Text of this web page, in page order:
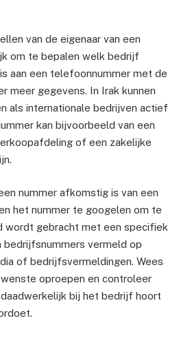
van de eigenaar van een
om te bepalen welk bedrijf
aan een telefoonnummer met de
meer gegevens. In Irak kunnen
als internationale bedrijven actief
kan bijvoorbeeld van een
of een zakelijke
nummer afkomstig is van een
het nummer te googelen om te
wordt gebracht met een specifiek
bedrijfsnummers vermeld op
of bedrijfsvermeldingen. Wees
oproepen en controleer
bij het bedrijf hoort